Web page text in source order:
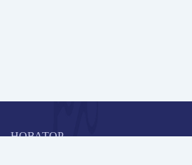
НОВАТОР